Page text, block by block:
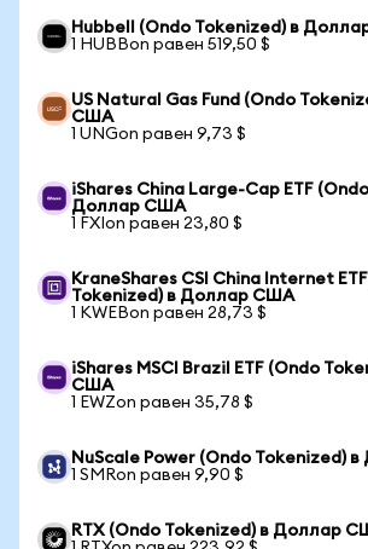
Hubbell (Ondo Tokenized) в
1 HUBBon равен 519,50 $
US Natural Gas Fund (Ondo
США
1 UNGon равен 9,73 $
iShares China Large-Cap ETF
Доллар США
1 FXIon равен 23,80 $
KraneShares CSI China Internet
Tokenized) в Доллар США
1 KWEBon равен 28,73 $
iShares MSCI Brazil ETF (Ondo
США
1 EWZon равен 35,78 $
NuScale Power (Ondo Tokenized)
1 SMRon равен 9,90 $
RTX (Ondo Tokenized) в Доллар